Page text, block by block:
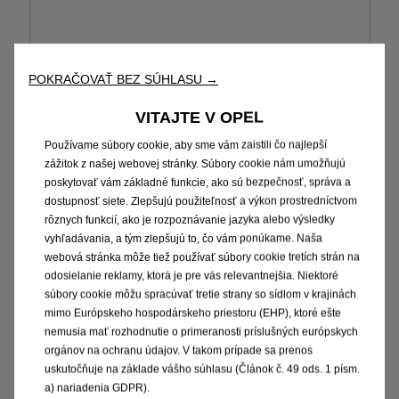
Posuvné bočné okná v 2.rade (vľavo/vpravo), vr.
zatmavené okná v zadnej časti Solar Protect® 70%
tónovanie
550 € S DPH
Posuvné bočné dvere na strane vodiča a
POKRAČOVAŤ BEZ SÚHLASU →
VITAJTE V OPEL
Používame súbory cookie, aby sme vám zaistili čo najlepší
zážitok z našej webovej stránky. Súbory cookie nám umožňujú
poskytovať vám základné funkcie, ako sú bezpečnosť, správa a
dostupnosť siete. Zlepšujú použiteľnosť a výkon prostredníctvom
rôznych funkcií, ako je rozpoznávanie jazyka alebo výsledky
vyhľadávania, a tým zlepšujú to, čo vám ponúkame. Naša
webová stránka môže tiež používať súbory cookie tretích strán na
odosielanie reklamy, ktorá je pre vás relevantnejšia. Niektoré
súbory cookie môžu spracúvať tretie strany so sídlom v krajinách
mimo Európskeho hospodárskeho priestoru (EHP), ktoré ešte
nemusia mať rozhodnutie o primeranosti príslušných európskych
orgánov na ochranu údajov. V takom prípade sa prenos
uskutočňuje na základe vášho súhlasu (Článok č. 49 ods. 1 písm.
a) nariadenia GDPR).